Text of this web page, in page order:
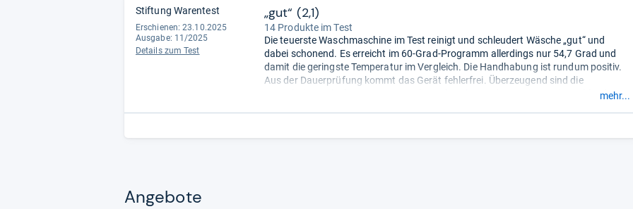
Stiftung Warentest
Erschienen: 23.10.2025
Ausgabe: 11/2025
Details zum Test
„gut“ (2,1)
14 Produkte im Test
Die teuerste Waschmaschine im Test reinigt und schleudert Wäsche „gut“ und
dabei schonend. Es erreicht im 60-Grad-Programm allerdings nur 54,7 Grad und
damit die geringste Temperatur im Vergleich. Die Handhabung ist rundum positiv.
Aus der Dauerprüfung kommt das Gerät fehlerfrei. Überzeugend sind die
Umwelteigenschaft. Der Wasserverbrauch ist besonders gering. Beim Schleudern
mehr...
Angebote